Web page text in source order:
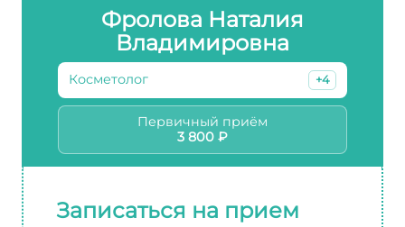
Фролова Наталия
Владимировна
Косметолог +4
Первичный приём
3 800 ₽
Записаться на прием